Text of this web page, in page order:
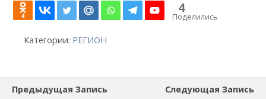
4
4
Поделились
Категории: РЕГИОН
Предыдущая Запись
Следующая Запись